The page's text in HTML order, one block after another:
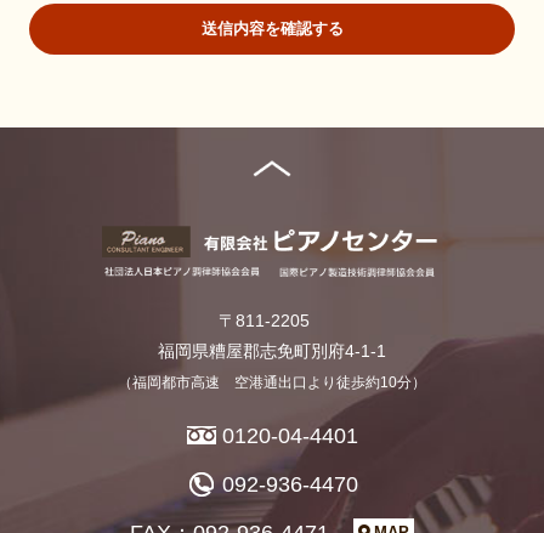
個人の利益を侵害する可能性が高い機微な情報は、本人の明確
な同意がある場合または法令等の裏付けがある場合以外には収
部へ委託する場合は、個人情報に関する秘密の保持、再委託に
および消去等について定め、それに従います。
個人情報の管理について
当社が直接収集または外部から業務を受託する際に入手した個
ざんおよび漏洩等を防止するための措置を講じます。
個人情報の処理を伴う業務を外部から受託する場合は、委託者
が個人情報を入手した際、本人の同意を得た上で、適法かつ公
正な手段によって収集したものであることを確認します。
法令及びその他の規範について
当社は、個人情報の保護に関係する日本の法令及びその他の規範
を遵守し、本方針の継続的改善に努めます。
送信内容を確認する
〒811-2205
福岡県糟屋郡志免町別府4-1-1
（福岡都市高速 空港通出口より徒歩約10分）
0120-04-4401
092-936-4470